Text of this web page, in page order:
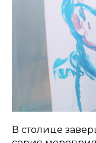
В столице